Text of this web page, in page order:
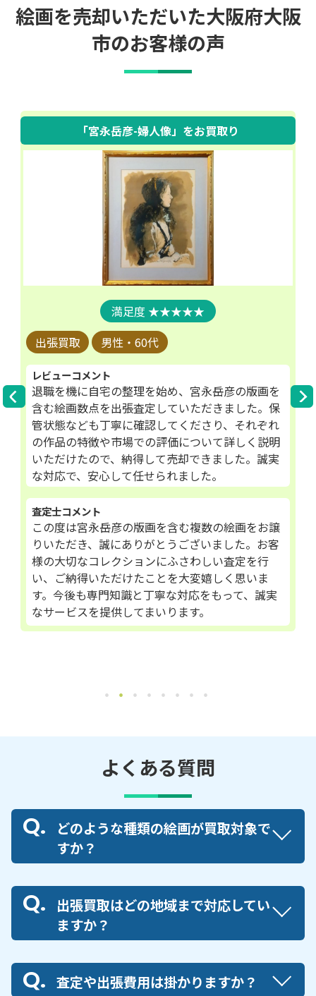
絵画を売却いただいた大阪府大阪
市のお客様の声
「宮永岳彦-婦人像」 をお買取り
★★★★★
出張買取
男性・60代
レビューコメント
退職を機に自宅の整理を始め、宮永岳彦の版画を
含む絵画数点を出張査定していただきました。保
管状態なども丁寧に確認してくださり、それぞれ
の作品の特徴や市場での評価について詳しく説明
いただけたので、納得して売却できました。誠実
な対応で、安心して任せられました。
査定士コメント
この度は宮永岳彦の版画を含む複数の絵画をお譲
りいただき、誠にありがとうございました。お客
様の大切なコレクションにふさわしい査定を行
い、ご納得いただけたことを大変嬉しく思いま
す。今後も専門知識と丁寧な対応をもって、誠実
なサービスを提供してまいります。
よくある質問
どのような種類の絵画が買取対象で
すか？
出張買取はどの地域まで対応してい
ますか？
査定や出張費用は掛かりますか？